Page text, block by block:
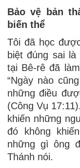
Bảo vệ bản
biến thể
Tôi đã học
biệt đúng sai
tại Bê-rê đã
“Ngày nào
những điều
(Công Vụ
khiến những
đó không
những gì ông
Thánh nói.